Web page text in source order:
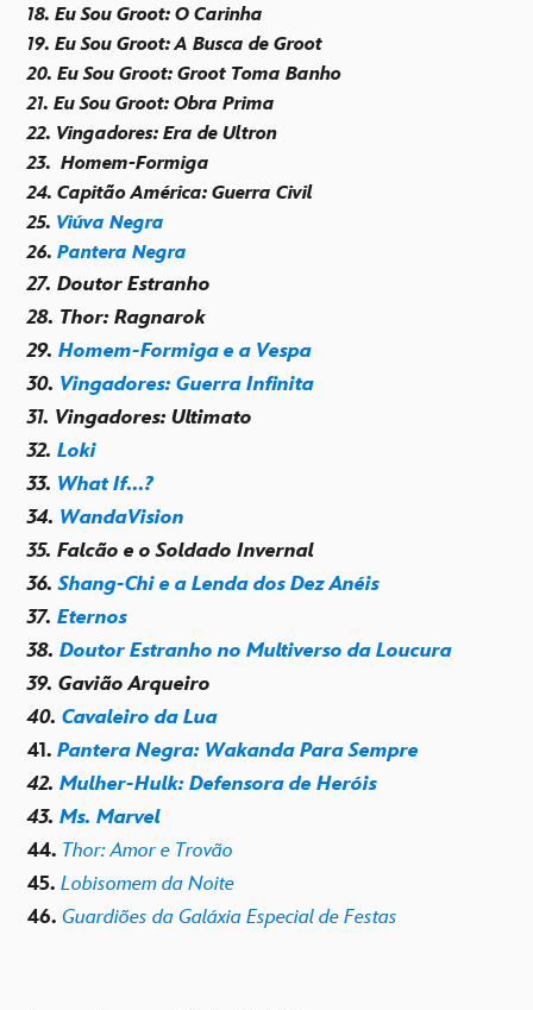
18. Eu Sou Groot: O Carinha
19. Eu Sou Groot: A Busca de Groot
20. Eu Sou Groot: Groot Toma Banho
21. Eu Sou Groot: Obra Prima
22. Vingadores: Era de Ultron
23. Homem-Formiga
24. Capitão América: Guerra Civil
25. Viúva Negra
26. Pantera Negra
27. Doutor Estranho
28. Thor: Ragnarok
29. Homem-Formiga e a Vespa
30. Vingadores: Guerra Infinita
31. Vingadores: Ultimato
32. Loki
33. What If...?
34. WandaVision
35. Falcão e o Soldado Invernal
36.Shang-Chi e a Lenda dos Dez Anéis
37. Eternos
38. Doutor Estranho no Multiverso da Loucura
39. Gavião Arqueiro
40. Cavaleiro da Lua
41. Pantera Negra: Wakanda Para Sempre
42. Mulher-Hulk: Defensora de Heróis
43. Ms. Marvel
44. Thor: Amor e Trovão
45. Lobisomem da Noite
46. Guardiões da Galáxia Especial de Festas